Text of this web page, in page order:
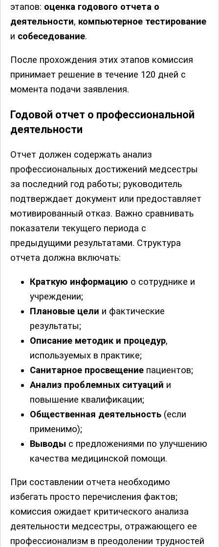
этапов: оценка годового отчета о
деятельности, компьютерное тестирование
и собеседование.
После прохождения этих этапов комиссия
принимает решение в течение 120 дней с
момента подачи заявления.
Годовой отчет о профессиональной
деятельности
Отчет должен содержать анализ
профессиональных достижений медсестры
за последний год работы; руководитель
подтверждает документ или предоставляет
мотивированный отказ. Важно сравнивать
показатели текущего периода с
предыдущими результатами. Структура
отчета должна включать:
Краткую информацию о сотруднике и
учреждении;
Плановые цели и фактические
результаты;
Описание методик и процедур,
используемых в практике;
Санитарное просвещение пациентов;
Анализ проблемных ситуаций и
повышение квалификации;
Общественная деятельность (если
применимо);
Выводы с предложениями по улучшению
качества медицинской помощи.
При составлении отчета необходимо
избегать просто перечисления фактов;
комиссия ожидает критического анализа
деятельности медсестры, отражающего ее
профессионализм в преодолении трудностей